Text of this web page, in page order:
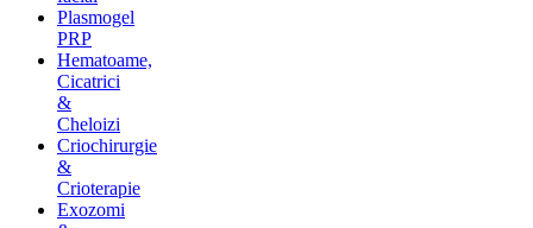
Plasmogel
PRP
Hematoame,
Cicatrici
&
Cheloizi
Criochirurgie
&
Crioterapie
Exozomi